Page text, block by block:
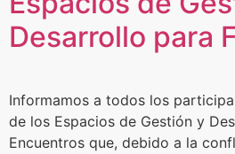
Desarrollo para
Informamos a todos los
de los Espacios de Gestión y
Encuentros que, debido a la